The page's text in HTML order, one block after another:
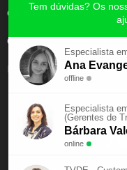
CAPACIDADE
CURSOS E-LEARNING
EXAME PSICOTÉCNICO
Tem dúvidas? Os
Especialista
Ana
offline
Especialista
(Gerentes de
Bárbara
online